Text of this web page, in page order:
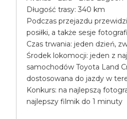
Długość trasy: 340 km
Podczas przejazdu
posiłki, a także sesje
Czas trwania: jeden dzień,
Środek lokomocji: jeden z
samochodów Toyota Land
dostosowana do jazdy w
Konkurs: na najlepszą
najlepszy filmik do 1 minuty